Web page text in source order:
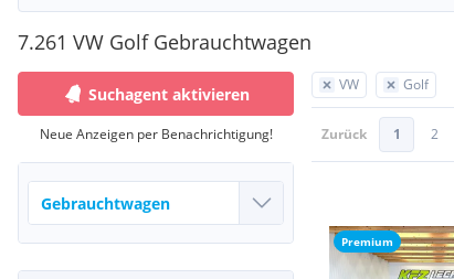
7.261 VW Golf Gebrauchtwagen
VW Golf
Zurück 1 2
Premium
Suchagent aktivieren
Neue Anzeigen per Benachrichtigung!